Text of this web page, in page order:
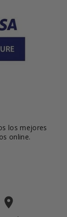
los mejores
online.
place